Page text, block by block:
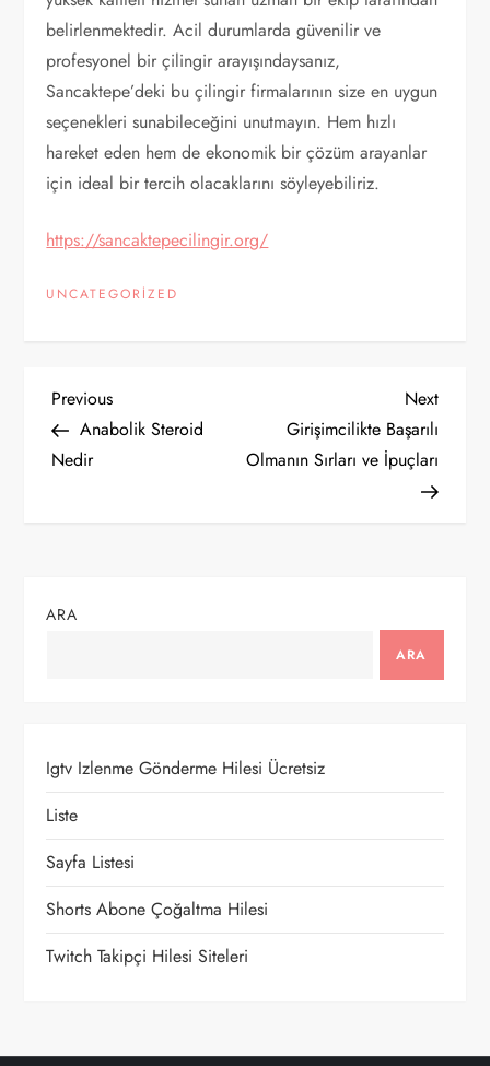
belirlenmektedir. Acil durumlarda güvenilir ve
profesyonel bir çilingir arayışındaysanız,
Sancaktepe’deki bu çilingir firmalarının size en uygun
seçenekleri sunabileceğini unutmayın. Hem hızlı
hareket eden hem de ekonomik bir çözüm arayanlar
için ideal bir tercih olacaklarını söyleyebiliriz.
https://sancaktepecilingir.org/
UNCATEGORIZED
Y
a
g
i
n
m
e
s
Previous
Post
Previous
Anabolik Steroid
Nedir
Next
Post
Next
Girişimcilikte Başarılı
Olmanın Sırları ve İpuçları
ARA
ARA
Igtv Izlenme Gönderme Hilesi Ücretsiz
Liste
Sayfa Listesi
Shorts Abone Çoğaltma Hilesi
Twitch Takipçi Hilesi Siteleri